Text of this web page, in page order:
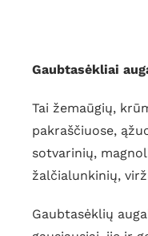
Gaubtasėkliai
Tai žemaūgių,
pakraščiuose,
sotvarinių,
žalčialunkinių,
Gaubtasėklių